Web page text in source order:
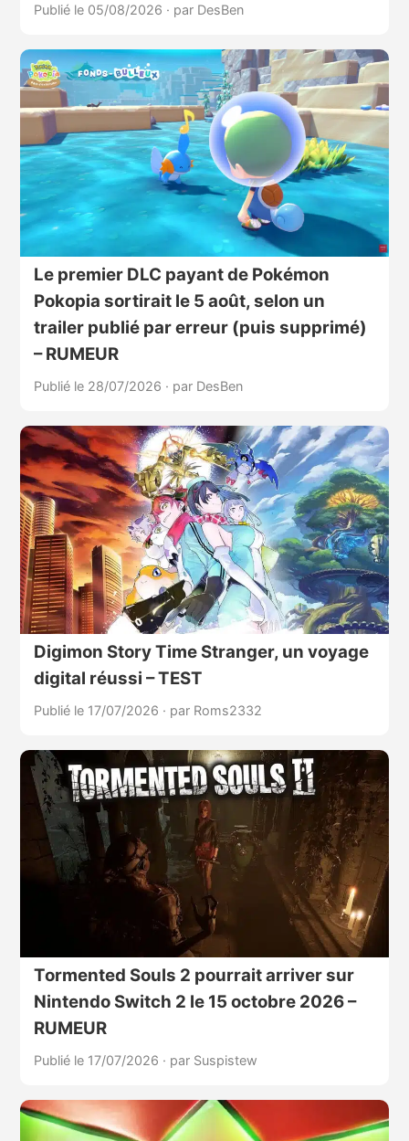
Publié le 05/08/2026 · par DesBen
Le premier DLC payant de Pokémon
Pokopia sortirait le 5 août, selon un
trailer publié par erreur (puis supprimé)
– RUMEUR
Publié le 28/07/2026 · par DesBen
Digimon Story Time Stranger, un voyage
digital réussi – TEST
Publié le 17/07/2026 · par Roms2332
Tormented Souls 2 pourrait arriver sur
Nintendo Switch 2 le 15 octobre 2026 –
RUMEUR
Publié le 17/07/2026 · par Suspistew